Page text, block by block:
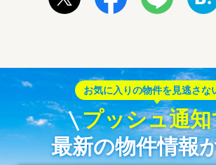
お気に入りの物件を見逃さな
プッシュ通知
最新の物件情報